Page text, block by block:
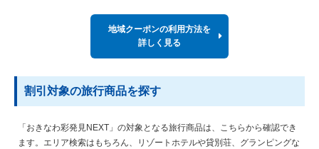
地域クーポンの利用方法を
詳しく見る
割引対象の旅行商品を探す
「おきなわ彩発見NEXT」の対象となる旅行商品は、こちらから確認でき
ます。エリア検索はもちろん、リゾートホテルや貸別荘、グランピングな